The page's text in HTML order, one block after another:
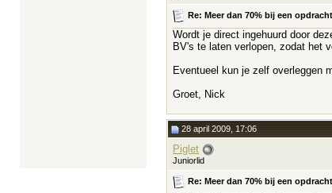
Re: Meer dan 70% bij een
Wordt je direct ingehuurd door
BV's te laten verlopen, zodat het
Eventueel kun je zelf overleggen
Groet, Nick
28 april 2009, 17:06
Piglet
Juniorlid
Re: Meer dan 70% bij een